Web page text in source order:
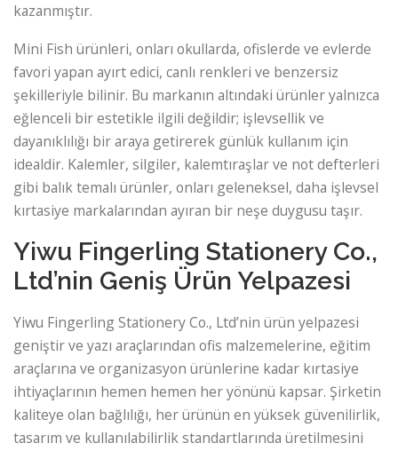
kazanmıştır.
Mini Fish ürünleri, onları okullarda, ofislerde ve evlerde
favori yapan ayırt edici, canlı renkleri ve benzersiz
şekilleriyle bilinir. Bu markanın altındaki ürünler yalnızca
eğlenceli bir estetikle ilgili değildir; işlevsellik ve
dayanıklılığı bir araya getirerek günlük kullanım için
idealdir. Kalemler, silgiler, kalemtıraşlar ve not defterleri
gibi balık temalı ürünler, onları geleneksel, daha işlevsel
kırtasiye markalarından ayıran bir neşe duygusu taşır.
Yiwu Fingerling Stationery Co.,
Ltd’nin Geniş Ürün Yelpazesi
Yiwu Fingerling Stationery Co., Ltd’nin ürün yelpazesi
geniştir ve yazı araçlarından ofis malzemelerine, eğitim
araçlarına ve organizasyon ürünlerine kadar kırtasiye
ihtiyaçlarının hemen hemen her yönünü kapsar. Şirketin
kaliteye olan bağlılığı, her ürünün en yüksek güvenilirlik,
tasarım ve kullanılabilirlik standartlarında üretilmesini